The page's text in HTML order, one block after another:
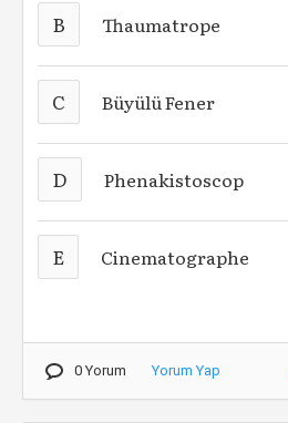
B Thaumatrope
C Büyülü Fener
D Phenakistoscop
E Cinematographe
0 Yorum Yorum Yap